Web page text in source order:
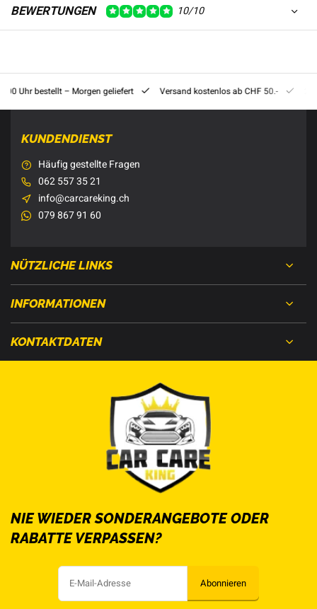
BEWERTUNGEN 10/10
Uhr bestellt – Morgen geliefert Versand kostenlos ab CHF 50.-
KUNDENDIENST
Häufig gestellte Fragen
062 557 35 21
info@carcareking.ch
079 867 91 60
NÜTZLICHE LINKS
INFORMATIONEN
KONTAKTDATEN
NIE WIEDER SONDERANGEBOTE ODER
RABATTE VERPASSEN?
Abonnieren